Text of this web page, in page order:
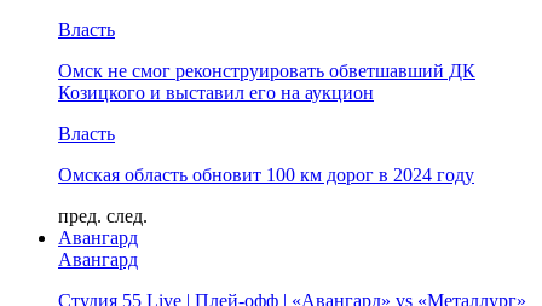
Власть
Омск не смог реконструировать обветшавший ДК
Козицкого и выставил его на аукцион
Власть
Омская область обновит 100 км дорог в 2024 году
пред. след.
Авангард
Авангард
Студия 55 Live | Плей-офф | «Авангард» vs «Металлург»